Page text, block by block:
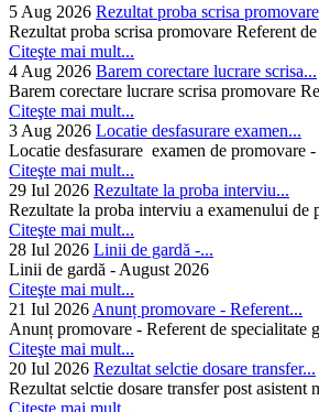
5 Aug 2026 Rezultat proba scrisa
Rezultat proba scrisa promovare Referent
Citeşte mai mult...
4 Aug 2026 Barem corectare lucrare scrisa...
Barem corectare lucrare scrisa promovare
Citeşte mai mult...
3 Aug 2026 Locatie desfasurare examen...
Locatie desfasurare examen de promovare
Citeşte mai mult...
29 Iul 2026 Rezultate la proba interviu...
Rezultate la proba interviu a examenului de
Citeşte mai mult...
28 Iul 2026 Linii de gardă -...
Linii de gardă - August 2026
Citeşte mai mult...
21 Iul 2026 Anunț promovare - Referent...
Anunț promovare - Referent de
Citeşte mai mult...
20 Iul 2026 Rezultat selctie dosare transfer...
Rezultat selctie dosare transfer post asistent
Citeşte mai mult...